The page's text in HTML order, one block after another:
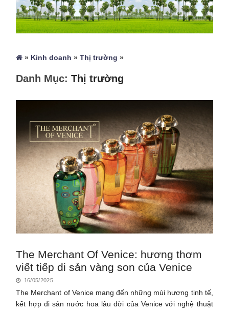
» Kinh doanh »Thị trường »
Danh Mục:Thị trường
The Merchant Of Venice: hương thơm
viết tiếp di sản vàng son của Venice
16/05/2025
The Merchant of Venice mang đến những mùi hương tinh tế,
kết hợp di sản nước hoa lâu đời của Venice với nghệ thuật